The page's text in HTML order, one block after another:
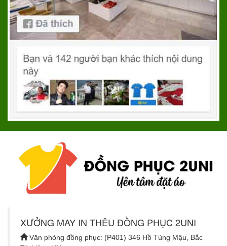
XƯỞNG MAY IN THÊU ĐỒNG PHỤC 2UNI
Văn phòng đồng phục: (P401) 346 Hồ Tùng Mậu, Bắc